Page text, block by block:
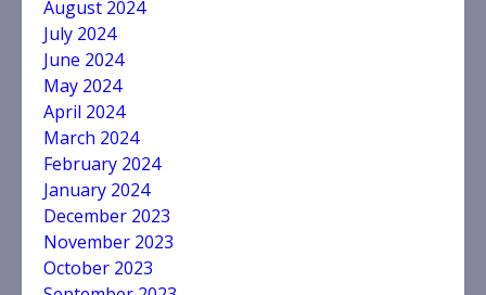
August 2024
July 2024
June 2024
May 2024
April 2024
March 2024
February 2024
January 2024
December 2023
November 2023
October 2023